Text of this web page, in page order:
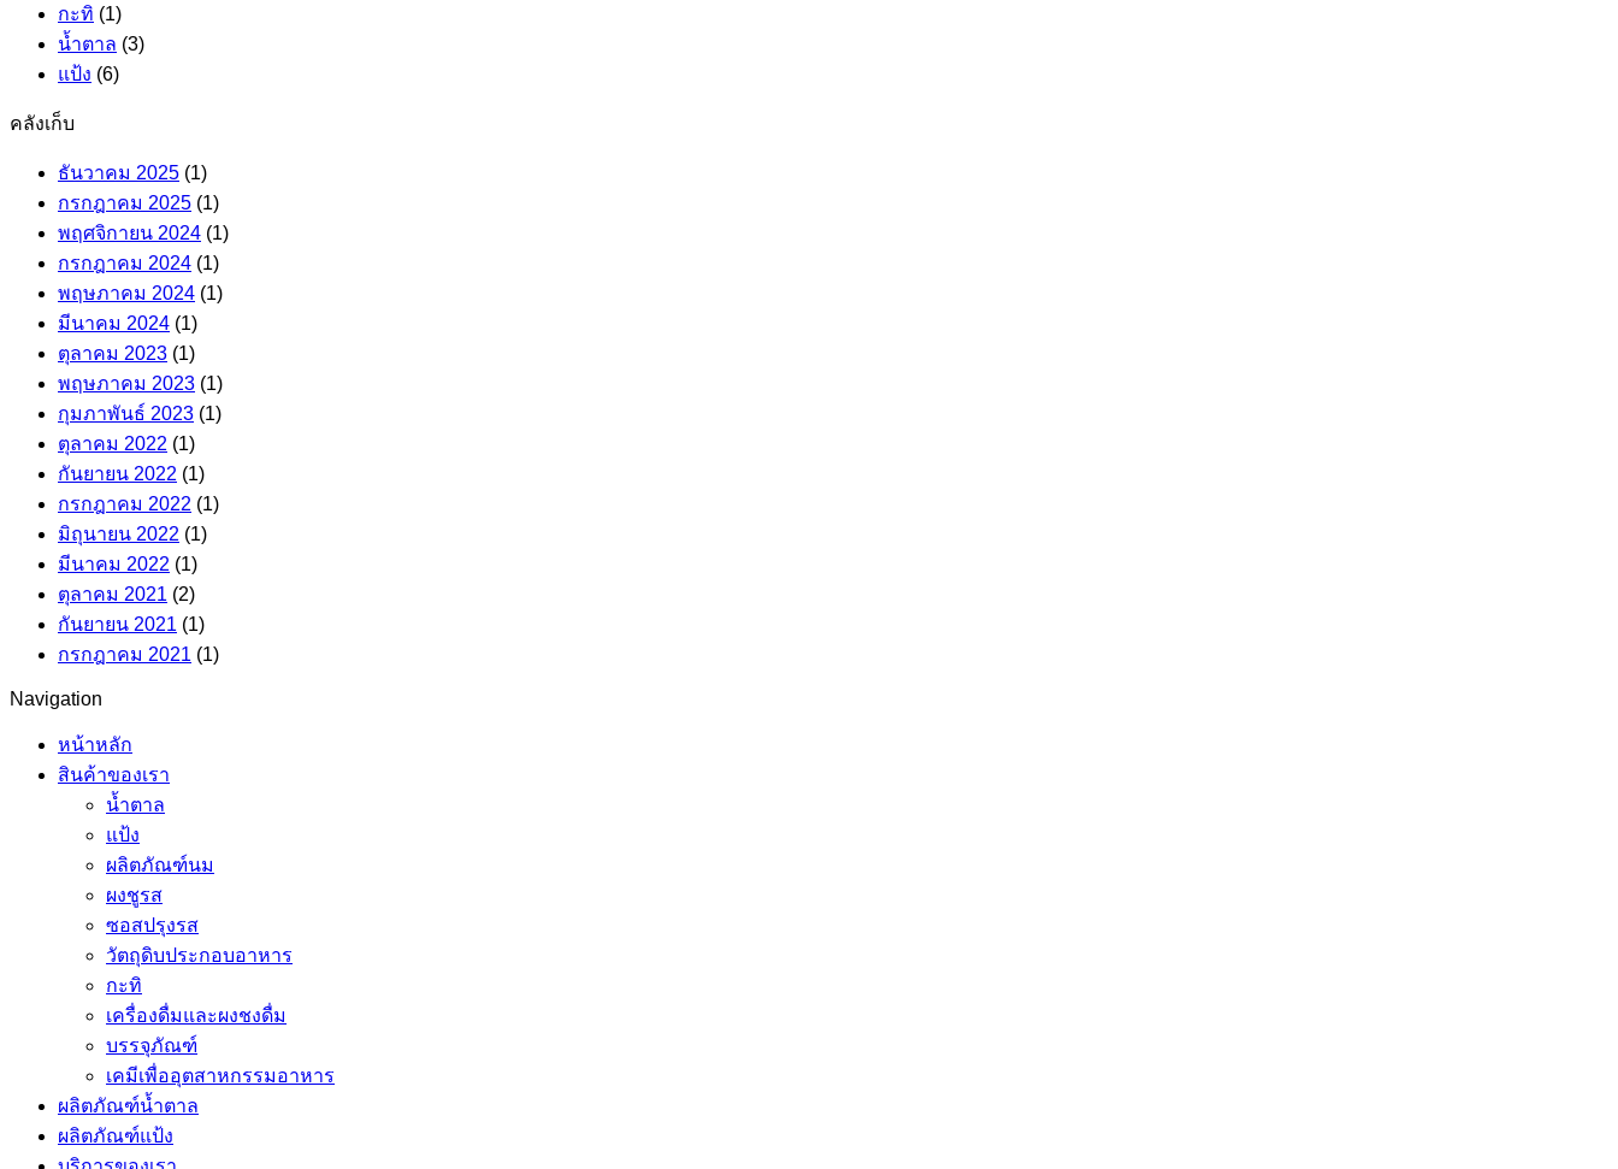
กะทิ (1)
น้ำตาล (3)
แป้ง (6)
คลังเก็บ
ธันวาคม 2025 (1)
กรกฎาคม 2025 (1)
พฤศจิกายน 2024 (1)
กรกฎาคม 2024 (1)
พฤษภาคม 2024 (1)
มีนาคม 2024 (1)
ตุลาคม 2023 (1)
พฤษภาคม 2023 (1)
กุมภาพันธ์ 2023 (1)
ตุลาคม 2022 (1)
กันยายน 2022 (1)
กรกฎาคม 2022 (1)
มิถุนายน 2022 (1)
มีนาคม 2022 (1)
ตุลาคม 2021 (2)
กันยายน 2021 (1)
กรกฎาคม 2021 (1)
Navigation
หน้าหลัก
สินค้าของเรา
น้ำตาล
แป้ง
ผลิตภัณฑ์นม
ผงชูรส
ซอสปรุงรส
วัตถุดิบประกอบอาหาร
กะทิ
เครื่องดื่มและผงชงดื่ม
บรรจุภัณฑ์
เคมีเพื่ออุตสาหกรรมอาหาร
ผลิตภัณฑ์น้ำตาล
ผลิตภัณฑ์แป้ง